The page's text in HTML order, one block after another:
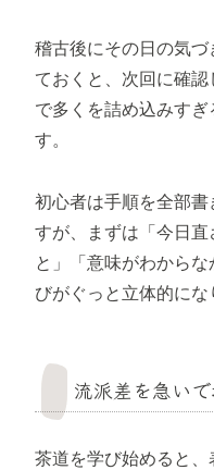
稽古後にその日の気
ておくと、次回に確
で多くを詰め込みす
す。
初心者は手順を全部
すが、まずは「今日直
と」「意味がわから
びがぐっと立体的にな
流派差を急い
茶道を学び始めると